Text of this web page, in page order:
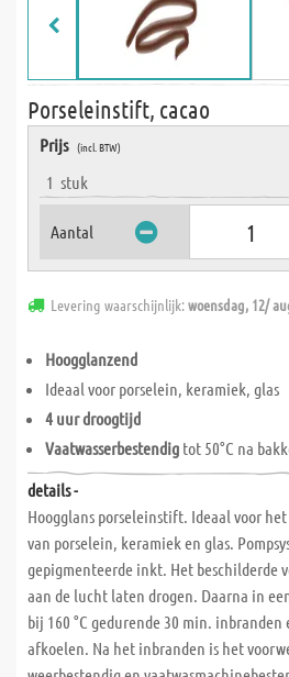
Porseleinstift, cacao
Prijs (incl. BTW)
1 stuk
Aantal
Levering waarschijnlijk:woensdag, 12/
Hoogglanzend
Ideaal voor porselein, keramiek, glas
4 uur droogtijd
Vaatwasserbestendig tot 50°C na
details -
Hoogglans porseleinstift. Ideaal voor
van porselein, keramiek en glas.
gepigmenteerde inkt. Het beschilderde
aan de lucht laten drogen. Daarna in
bij 160 °C gedurende 30 min.
afkoelen. Na het inbranden is het